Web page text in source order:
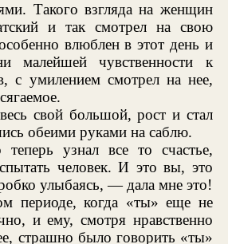
Такого взгляда на женщин
и так смотрел на свою
влюблен в этот день и
малейшей чувственности к
с умилением смотрел на нее,
свой большой, рост и стал
обеими руками на саблю.
узнал все то счастье,
человек. И это вы, это
улыбаясь, — дала мне это!
периоде, когда «ты» еще не
и ему, смотря нравственно
страшно было говорить «ты»